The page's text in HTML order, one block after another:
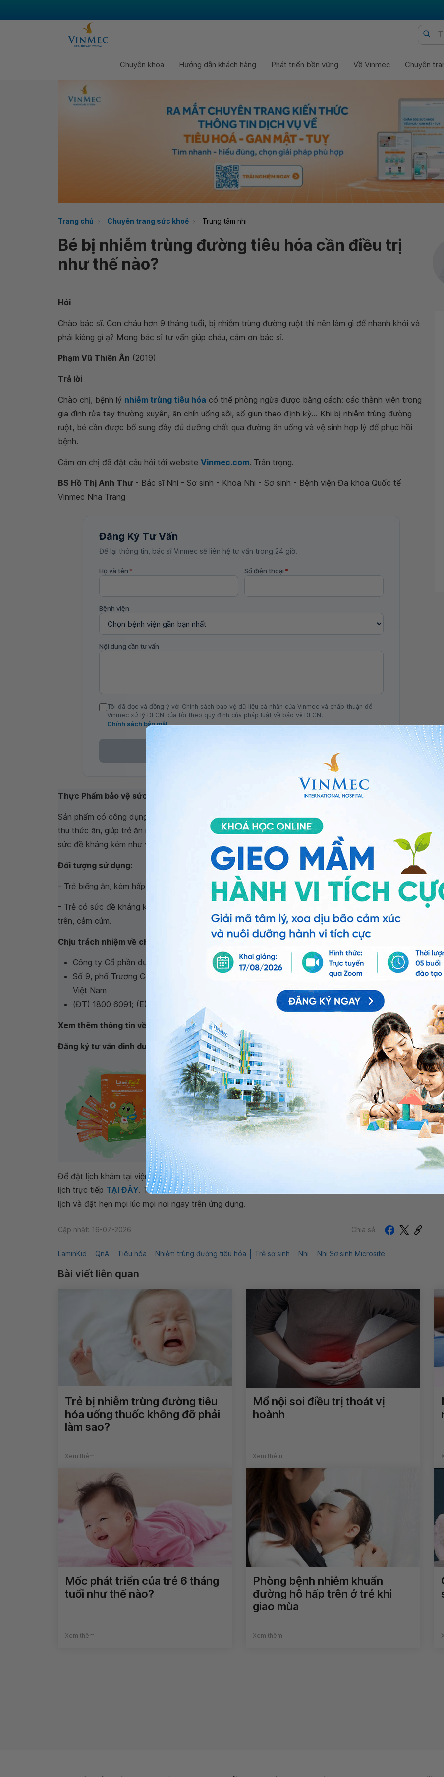
Chuyên khoa Hướng dẫn khách hàng Phát triển bền vững Về Vinmec Chuyên
Trang chủ Chuyên trang sức khoẻ Trung tâm nhi
Bé‌ ‌bị‌ ‌nhiễm‌ ‌trùng‌ ‌đường‌ ‌tiêu‌ ‌hóa‌ ‌cần‌ ‌điều‌ ‌trị‌
‌như‌ ‌thế‌ ‌nào?‌ ‌
Hỏi
Chào bác sĩ. Con cháu hơn 9 tháng tuổi, bị nhiễm trùng đường ruột thì nên làm gì để nhanh khỏi và
phải kiêng gì ạ? Mong bác sĩ tư vấn giúp cháu, cảm ơn bác sĩ.
Phạm Vũ Thiên Ân (2019)
Trả lời
Chào chị, bệnh lý nhiễm trùng tiêu hóa có thể phòng ngừa được bằng cách: các thành viên trong
gia đình rửa tay thường xuyên, ăn chín uống sôi, sổ giun theo định kỳ... Khi bị nhiễm trùng đường
ruột, bé cần được bổ sung đầy đủ dưỡng chất qua đường ăn uống và vệ sinh hợp lý để phục hồi
bệnh.
Cảm ơn chị đã đặt câu hỏi tới website Vinmec.com. Trân trọng.
BS Hồ Thị Anh Thư- Bác sĩ Nhi - Sơ sinh - Khoa Nhi - Sơ sinh - Bệnh viện Đa khoa Quốc tế
Vinmec Nha Trang
Đăng Ký Tư Vấn
Để lại thông tin, bác sĩ Vinmec sẽ liên hệ tư vấn trong 24 giờ.
Họ và tên * Số điện thoại *
Bệnh viện
Nội dung cần tư vấn
Tôi đã đọc và đồng ý với Chính sách bảo vệ dữ liệu cá nhân của Vinmec và chấp thuận để
Vinmec xử lý DLCN của tôi theo quy định của pháp luật về bảo vệ DLCN.
Chính sách bảo mật
Thực Phẩm bảo vệ sức khỏe LAMINKID I:
Sản phẩm có công dụng bổ sung vi khoáng và vitamin cho cơ thể. Hỗ trợ tiêu hóa, tăng cường hấp
thu thức ăn, giúp trẻ ăn ngon. Hỗ trợ nâng cao đề kháng cho trẻ, hỗ trợ giảm nguy cơ mắc bệnh do
sức đề kháng kém như viêm đường hô hấp trên, cảm cúm.
Đối tượng sử dụng:
- Trẻ biếng ăn, kém hấp thu thức ăn, trẻ gầy yếu, suy dinh dưỡng, chậm phát triển.
- Trẻ có sức đề kháng kém, đang ốm hoặc vừa ốm dậy, trẻ hay mắc các bệnh viêm đường hô hấp
trên, cảm cúm.
Chịu trách nhiệm về chất lượng sản phẩm:
Công ty Cổ phần dược phẩm Elepharma
Số 9, phố Trương Công Giai, tổ 17, Phường Dịch Vọng, Quận Cầu Giấy, Thành phố Hà Nội,
Việt Nam
(ĐT) 1800 6091; (E) info.elepharma@gmail.com
Xem thêm thông tin về sản phẩm tại: https://i.vinmec.com/laminkid
Đăng ký tư vấn dinh dưỡng cho bé tại: https://i.vinmec.com/dangkytuvandinhduong
Để đặt lịch khám tại viện, Quý khách vui lòng bấm số
lịch trực tiếp TẠI ĐÂY. Tải và đặt lịch khám tự động trên ứng dụng My Vinmec để quản lý, theo dõi
lịch và đặt hẹn mọi lúc mọi nơi ngay trên ứng dụng.
Cập nhật: 16-07-2026 Chia sẻ
LaminKid QnA Tiêu hóa Nhiễm trùng đường tiêu hóa Trẻ sơ sinh Nhi Nhi Sơ sinh Microsite
Bài viết liên quan
Trẻ bị nhiễm trùng đường tiêu
hóa uống thuốc không đỡ phải
làm sao?
Xem thêm
Mổ nội soi điều trị thoát vị
hoành
Xem thêm
Mốc phát triển của trẻ 6 tháng
tuổi như thế nào?
Xem thêm
Phòng bệnh nhiễm khuẩn
đường hô hấp trên ở trẻ khi
giao mùa
Xem thêm